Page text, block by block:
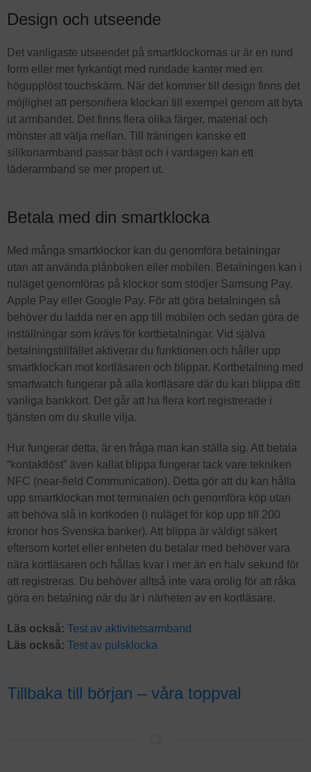
Design och utseende
Det vanligaste utseendet på smartklockornas ur är en rund
form eller mer fyrkantigt med rundade kanter med en
högupplöst touchskärm. När det kommer till design finns det
möjlighet att personifiera klockan till exempel genom att byta
ut armbandet. Det finns flera olika färger, material och
mönster att välja mellan. Till träningen kanske ett
silikonarmband passar bäst och i vardagen kan ett
läderarmband se mer propert ut.
Betala med din smartklocka
Med många smartklockor kan du genomföra betalningar
utan att använda plånboken eller mobilen. Betalningen kan i
nuläget genomföras på klockor som stödjer Samsung Pay,
Apple Pay eller Google Pay. För att göra betalningen så
behöver du ladda ner en app till mobilen och sedan göra de
inställningar som krävs för kortbetalningar. Vid själva
betalningstillfället aktiverar du funktionen och håller upp
smartklockan mot kortläsaren och blippar. Kortbetalning med
smartwatch fungerar på alla kortläsare där du kan blippa ditt
vanliga bankkort. Det går att ha flera kort registrerade i
tjänsten om du skulle vilja.
Hur fungerar detta, är en fråga man kan ställa sig. Att betala
“kontaktlöst” även kallat blippa fungerar tack vare tekniken
NFC (near-field Communication). Detta gör att du kan hålla
upp smartklockan mot terminalen och genomföra köp utan
att behöva slå in kortkoden (i nuläget för köp upp till 200
kronor hos Svenska banker). Att blippa är väldigt säkert
eftersom kortet eller enheten du betalar med behöver vara
nära kortläsaren och hållas kvar i mer än en halv sekund för
att registreras. Du behöver alltså inte vara orolig för att råka
göra en betalning när du är i närheten av en kortläsare.
Läs också: Test av aktivitetsarmband
Läs också: Test av pulsklocka
Tillbaka till början – våra toppval